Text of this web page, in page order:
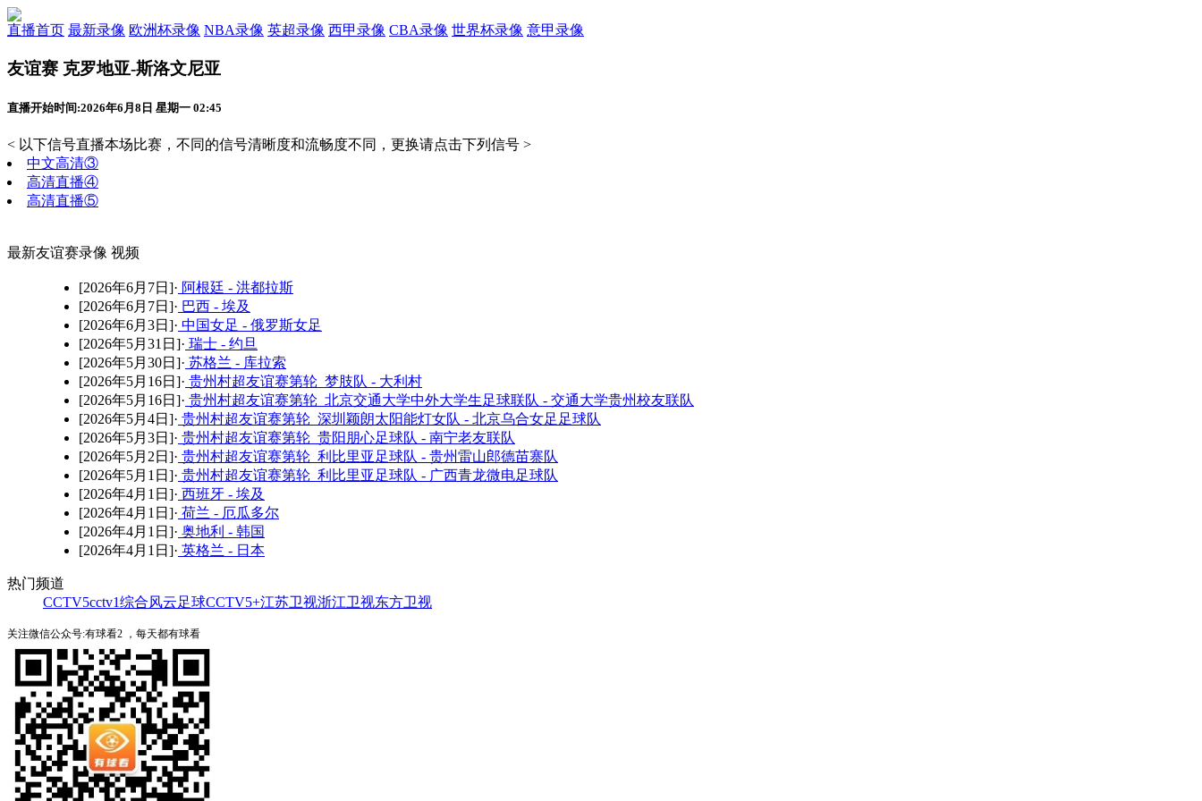
直播首页 最新录像 欧洲杯录像 NBA录像 英超录像 西甲录像 CBA录像 世界杯录像 意甲录像
友谊赛 克罗地亚-斯洛文尼亚
直播开始时间:2026年6月8日 星期一 02:45
< 以下信号直播本场比赛，不同的信号清晰度和流畅度不同，更换请点击下列信号 >
中文高清③
高清直播④
高清直播⑤
最新友谊赛录像 视频
[2026年6月7日]· 阿根廷 - 洪都拉斯
[2026年6月7日]· 巴西 - 埃及
[2026年6月3日]· 中国女足 - 俄罗斯女足
[2026年5月31日]· 瑞士 - 约旦
[2026年5月30日]· 苏格兰 - 库拉索
[2026年5月16日]· 贵州村超友谊赛第轮 梦肢队 - 大利村
[2026年5月16日]· 贵州村超友谊赛第轮 北京交通大学中外大学生足球联队 - 交通大学贵州校友联队
[2026年5月4日]· 贵州村超友谊赛第轮 深圳颖朗太阳能灯女队 - 北京乌合女足足球队
[2026年5月3日]· 贵州村超友谊赛第轮 贵阳朋心足球队 - 南宁老友联队
[2026年5月2日]· 贵州村超友谊赛第轮 利比里亚足球队 - 贵州雷山郎德苗寨队
[2026年5月1日]· 贵州村超友谊赛第轮 利比里亚足球队 - 广西青龙微电足球队
[2026年4月1日]· 西班牙 - 埃及
[2026年4月1日]· 荷兰 - 厄瓜多尔
[2026年4月1日]· 奥地利 - 韩国
[2026年4月1日]· 英格兰 - 日本
热门频道
CCTV5cctv1综合风云足球CCTV5+江苏卫视浙江卫视东方卫视
关注微信公众号:有球看2 ，每天都有球看